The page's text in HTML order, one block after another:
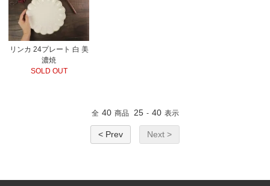
リンカ 24プレート 白 美
濃焼
SOLD OUT
全 40 商品 25 - 40 表示
< Prev Next >